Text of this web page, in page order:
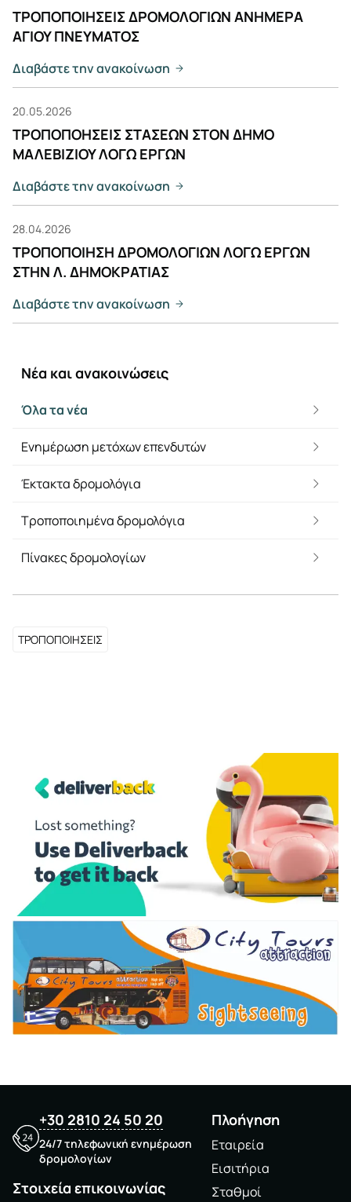
Νέα και ανακοινώσεις
Όλα τα νέα
Ενημέρωση μετόχων επενδυτών
Έκτακτα δρομολόγια
Τροποποιημένα δρομολόγια
Πίνακες δρομολογίων
ΤΡΟΠΟΠΟΙΗΣΕΙΣ
ΤΡΟΠΟΠΟΙΗΣΕΙΣ ΔΡΟΜΟΛΟΓΙΩΝ ΑΝΗΜΕΡΑ
ΑΓΙΟΥ ΠΝΕΥΜΑΤΟΣ
Διαβάστε την ανακοίνωση
20.05.2026
ΤΡΟΠΟΠΟΗΣΕΙΣ ΣΤΑΣΕΩΝ ΣΤΟΝ ΔΗΜΟ
ΜΑΛΕΒΙΖΙΟΥ ΛΟΓΩ ΕΡΓΩΝ
Διαβάστε την ανακοίνωση
28.04.2026
ΤΡΟΠΟΠΟΙΗΣΗ ΔΡΟΜΟΛΟΓΙΩΝ ΛΟΓΩ ΕΡΓΩΝ
ΣΤΗΝ Λ. ΔΗΜΟΚΡΑΤΙΑΣ
Διαβάστε την ανακοίνωση
+30 2810 24 50 20
24/7 τηλεφωνική ενημέρωση
δρομολογίων
Στοιχεία επικοινωνίας
Πλοήγηση
Εταιρεία
Εισιτήρια
Σταθμοί